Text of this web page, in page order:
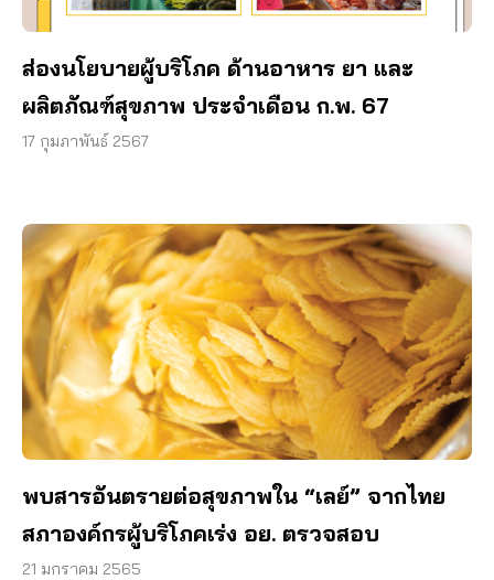
ส่องนโยบายผู้บริโภค ด้านอาหาร ยา และ
ผลิตภัณฑ์สุขภาพ ประจำเดือน ก.พ. 67
17 กุมภาพันธ์ 2567
พบสารอันตรายต่อสุขภาพใน “เลย์” จากไทย
สภาองค์กรผู้บริโภคเร่ง อย. ตรวจสอบ
21 มกราคม 2565